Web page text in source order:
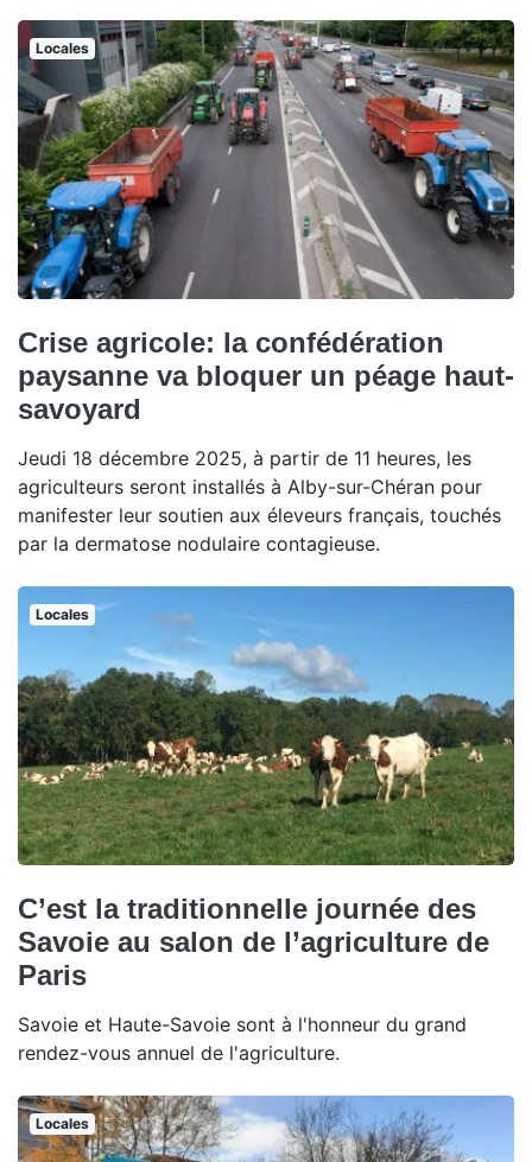
Locales
Crise agricole: la confédération
paysanne va bloquer un péage haut-
savoyard
Jeudi 18 décembre 2025, à partir de 11 heures, les
agriculteurs seront installés à Alby-sur-Chéran pour
manifester leur soutien aux éleveurs français, touchés
par la dermatose nodulaire contagieuse.
Locales
C’est la traditionnelle journée des
Savoie au salon de l’agriculture de
Paris
Savoie et Haute-Savoie sont à l'honneur du grand
rendez-vous annuel de l'agriculture.
Locales